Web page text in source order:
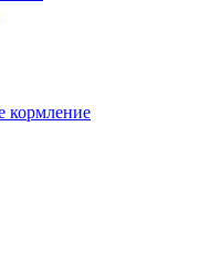
кормление